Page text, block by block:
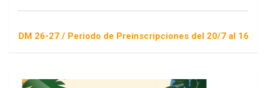
27 / Periodo de Preinscripciones del 20/7 al 16/8 / Sorteo 1